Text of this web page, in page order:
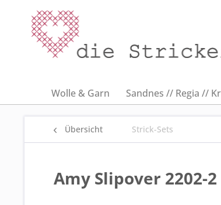
Wolle & Garn Sandnes // Regia //
Übersicht Strick-Sets
Amy Slipover 2202-2